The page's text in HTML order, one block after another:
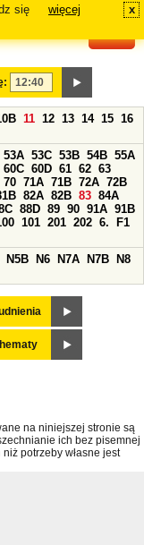
się
więcej x
11 12 13 14 15 16
53A 53C 53B 54B 55A
60C 60D 61 62 63
70 71A 71B 72A 72B
82A 82B 83 84A
88D 89 90 91A 91B
101 201 202 6.
F1
N5B N6 N7A N7B
N8
na niniejszej stronie są
ich bez pisemnej
potrzeby własne jest